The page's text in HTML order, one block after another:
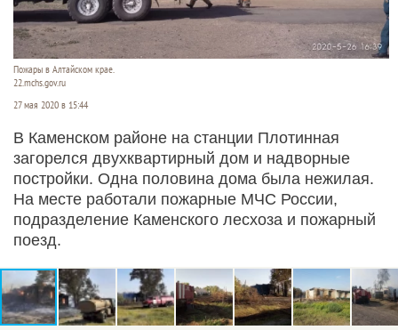
Пожары в Алтайском крае.
22.mchs.gov.ru
27 мая 2020 в 15:44
В Каменском районе на станции Плотинная
загорелся двухквартирный дом и надворные
постройки. Одна половина дома была нежилая.
На месте работали пожарные МЧС России,
подразделение Каменского лесхоза и пожарный
поезд.